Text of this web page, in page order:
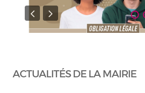
ACTUALITÉS DE LA MAIRIE